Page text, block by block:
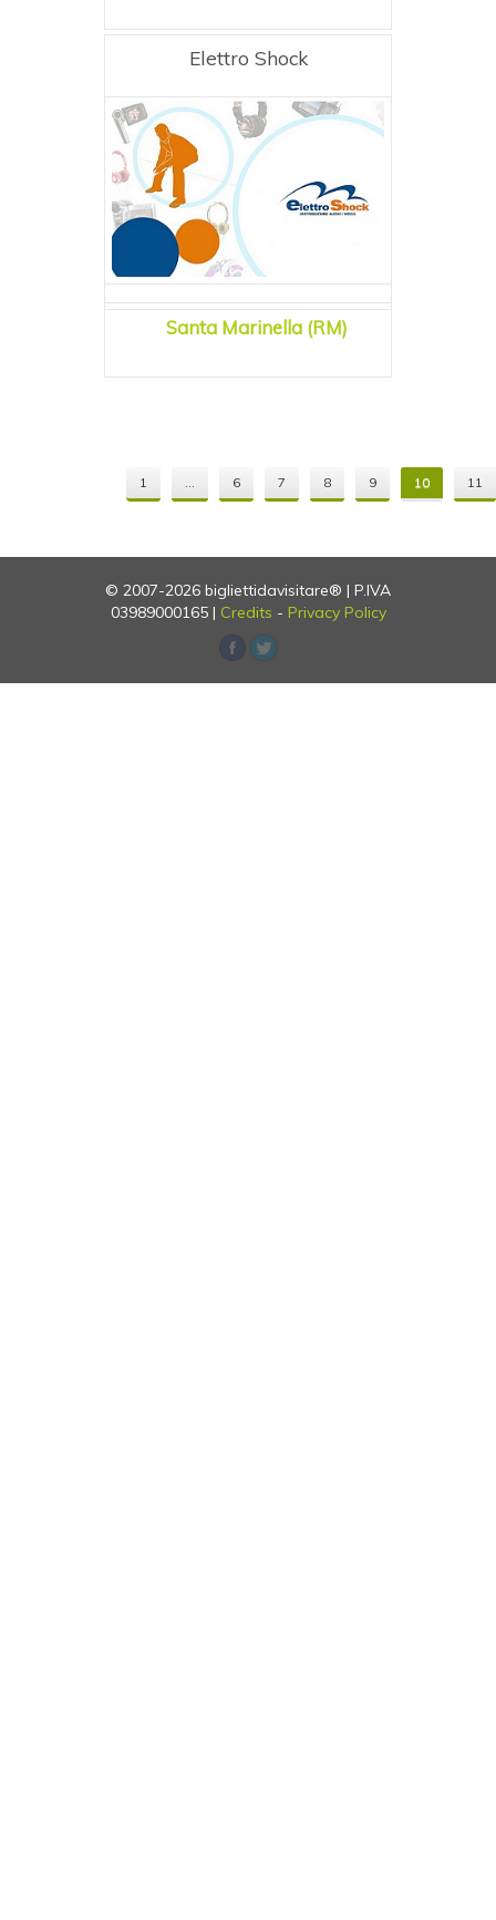
Elettro Shock
Santa Marinella (RM)
1 6 7 8 9 10 11
© 2007-2026 bigliettidavisitare® | P.IVA
03989000165 | Credits - Privacy Policy